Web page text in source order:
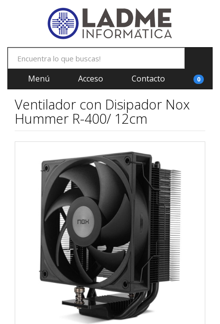
Menú Acceso Contacto 0
Ventilador con Disipador Nox
Hummer R-400/ 12cm